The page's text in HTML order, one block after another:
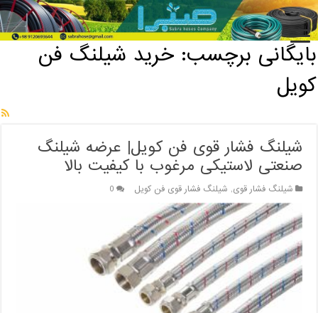
خانه / بایگانی برچسب: خرید شیلنگ فن کویل
بایگانی برچسب:خرید شیلنگ فن
کویل
شیلنگ فشار قوی فن کویل| عرضه شیلنگ
صنعتی لاستیکی مرغوب با کیفیت بالا
شیلنگ فشار قوی, شیلنگ فشار قوی فن کویل 0